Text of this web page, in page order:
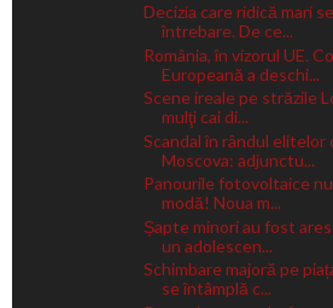
Decizia care ridică mari
întrebare. De ce...
România, în vizorul UE.
Europeană a deschi...
Scene ireale pe străzile
mulţi cai di...
Scandal în rândul elitelor
Moscova: adjunctu...
Panourile fotovoltaice
modă! Noua m...
Șapte minori au fost
un adolescen...
Schimbare majoră pe
se întâmplă c...